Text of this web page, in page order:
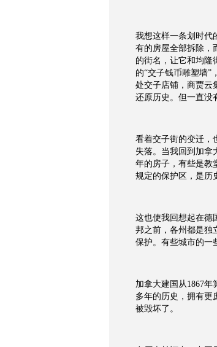
我想这样一条划时代
有的房屋全部拆除，
的街名，让它和均隆
的“交子钱币雕塑墙”
处交子店铺，商贾云
还原历史。但一直没
看着交子街的变迁，
失落。当我回到加拿
年的房子，有些是教
规定的保护区，是历
这也使我回想起在德
邦之前，各州都是独
保护。有些城市的一
加拿大建国从1867
多年的历史，拥有更
被毁坏了。